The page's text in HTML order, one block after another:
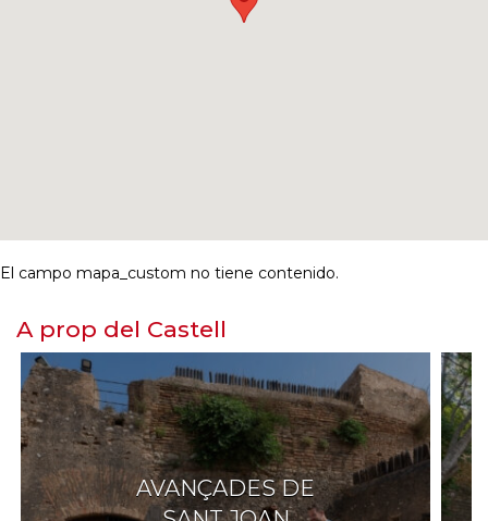
El campo mapa_custom no tiene contenido.
A prop del Castell
AVANÇADES DE